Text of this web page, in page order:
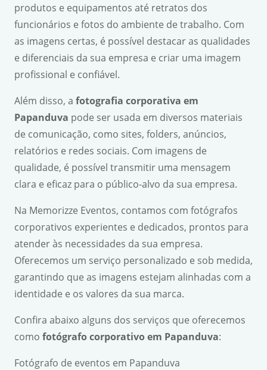
produtos e equipamentos até retratos dos
funcionários e fotos do ambiente de trabalho. Com
as imagens certas, é possível destacar as qualidades
e diferenciais da sua empresa e criar uma imagem
profissional e confiável.
Além disso, a fotografia corporativa em
Papanduva pode ser usada em diversos materiais
de comunicação, como sites, folders, anúncios,
relatórios e redes sociais. Com imagens de
qualidade, é possível transmitir uma mensagem
clara e eficaz para o público-alvo da sua empresa.
Na Memorizze Eventos, contamos com fotógrafos
corporativos experientes e dedicados, prontos para
atender às necessidades da sua empresa.
Oferecemos um serviço personalizado e sob medida,
garantindo que as imagens estejam alinhadas com a
identidade e os valores da sua marca.
Confira abaixo alguns dos serviços que oferecemos
como fotógrafo corporativo em Papanduva:
Fotógrafo de eventos em Papanduva